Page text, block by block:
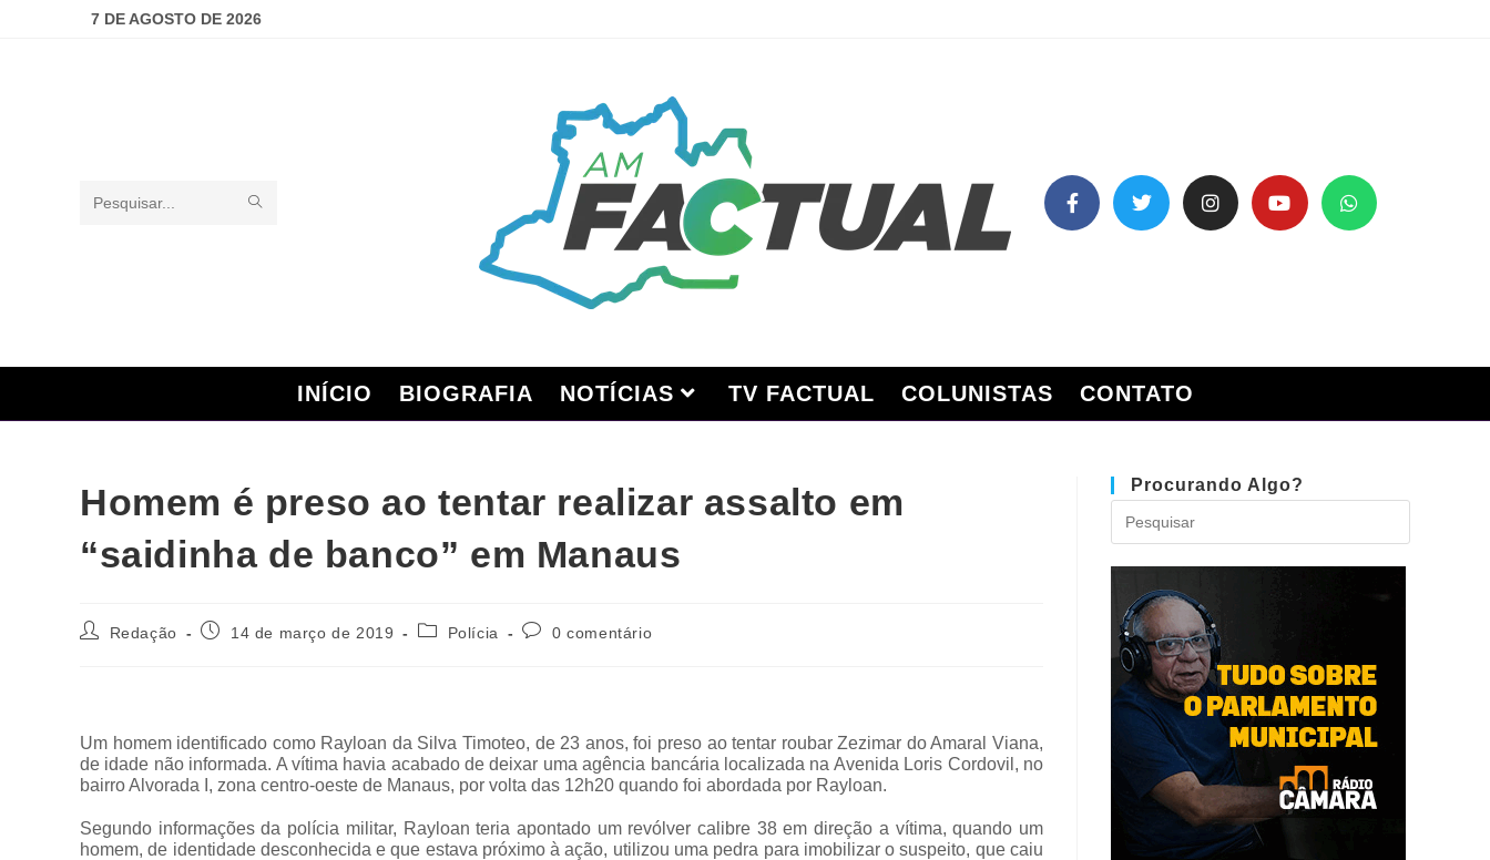
7 DE AGOSTO DE 2026
Pesquisar
INÍCIO BIOGRAFIA NOTÍCIAS TV FACTUAL COLUNISTAS CONTATO
Homem é preso ao tentar realizar assalto em
“saidinha de banco” em Manaus
Redação 14 de março de 2019 Polícia 0 comentário
Um homem identificado como Rayloan da Silva Timoteo, de 23 anos, foi preso ao tentar roubar Zezimar do Amaral Viana,
de idade não informada. A vítima havia acabado de deixar uma agência bancária localizada na Avenida Loris Cordovil, no
bairro Alvorada I, zona centro-oeste de Manaus, por volta das 12h20 quando foi abordada por Rayloan.
Segundo informações da polícia militar, Rayloan teria apontado um revólver calibre 38 em direção a vítima, quando um
homem, de identidade desconhecida e que estava próximo à ação, utilizou uma pedra para imobilizar o suspeito, que caiu
Procurando Algo?